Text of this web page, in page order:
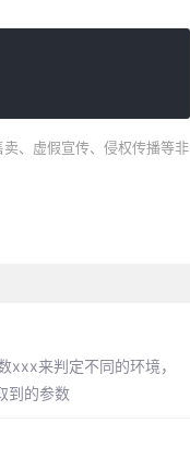
、虚假宣传、侵权传播等非
来判定不同的环境，
到的参数